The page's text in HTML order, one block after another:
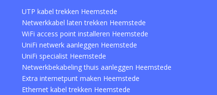
UTP kabel trekken Heemstede
Netwerkkabel laten trekken Heemstede
WiFi access point installeren Heemstede
UniFi netwerk aanleggen Heemstede
UniFi specialist Heemstede
Netwerkbekabeling thuis aanleggen Heemstede
Extra internetpunt maken Heemstede
Ethernet kabel trekken Heemstede